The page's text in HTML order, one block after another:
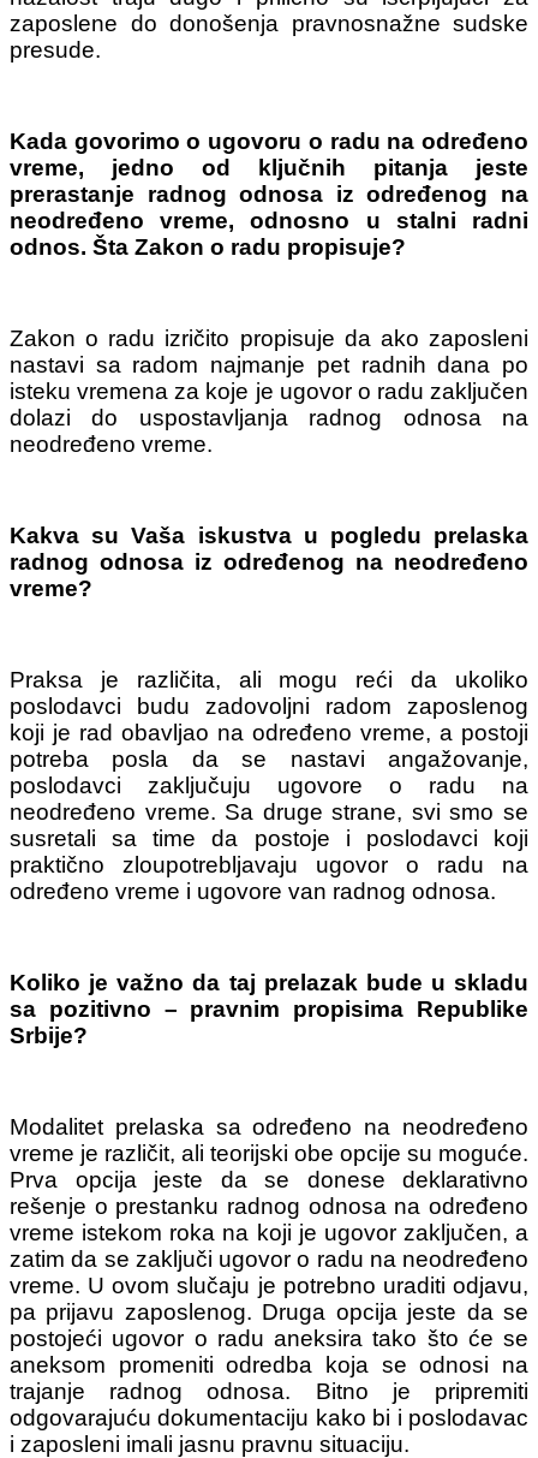
zaposlene do donošenja pravnosnažne sudske
presude.
Kada govorimo o ugovoru o radu na određeno
vreme, jedno od ključnih pitanja jeste
prerastanje radnog odnosa iz određenog na
neodređeno vreme, odnosno u stalni radni
odnos. Šta Zakon o radu propisuje?
Zakon o radu izričito propisuje da ako zaposleni
nastavi sa radom najmanje pet radnih dana po
isteku vremena za koje je ugovor o radu zaključen
dolazi do uspostavljanja radnog odnosa na
neodređeno vreme.
Kakva su Vaša iskustva u pogledu prelaska
radnog odnosa iz određenog na neodređeno
vreme?
Praksa je različita, ali mogu reći da ukoliko
poslodavci budu zadovoljni radom zaposlenog
koji je rad obavljao na određeno vreme, a postoji
potreba posla da se nastavi angažovanje,
poslodavci zaključuju ugovore o radu na
neodređeno vreme. Sa druge strane, svi smo se
susretali sa time da postoje i poslodavci koji
praktično zloupotrebljavaju ugovor o radu na
određeno vreme i ugovore van radnog odnosa.
Koliko je važno da taj prelazak bude u skladu
sa pozitivno – pravnim propisima Republike
Srbije?
Modalitet prelaska sa određeno na neodređeno
vreme je različit, ali teorijski obe opcije su moguće.
Prva opcija jeste da se donese deklarativno
rešenje o prestanku radnog odnosa na određeno
vreme istekom roka na koji je ugovor zaključen, a
zatim da se zaključi ugovor o radu na neodređeno
vreme. U ovom slučaju je potrebno uraditi odjavu,
pa prijavu zaposlenog. Druga opcija jeste da se
postojeći ugovor o radu aneksira tako što će se
aneksom promeniti odredba koja se odnosi na
trajanje radnog odnosa. Bitno je pripremiti
odgovarajuću dokumentaciju kako bi i poslodavac
i zaposleni imali jasnu pravnu situaciju.